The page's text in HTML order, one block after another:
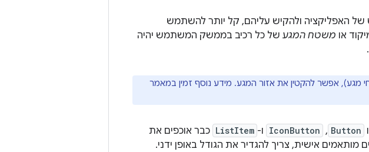
האפליקציה ולהקיש עליהם, קל יותר להשתמש
או משטח המגע של כל רכיב בממשק המשתמש יהיה
מגע), אפשר להקטין את אזור המגע. מידע נוסף זמין במאמר
Button
,‏
IconButton ו- ListItem כבר אוכפים את
מותאמים אישית, צריך להגדיר את הגודל באופן ידני.